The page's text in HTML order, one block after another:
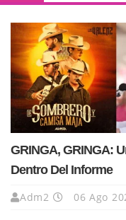
GRINGA, GRINGA:
Dentro Del Informe
Adm2 06 Ago